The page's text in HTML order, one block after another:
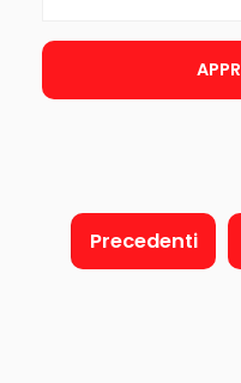
Precedenti